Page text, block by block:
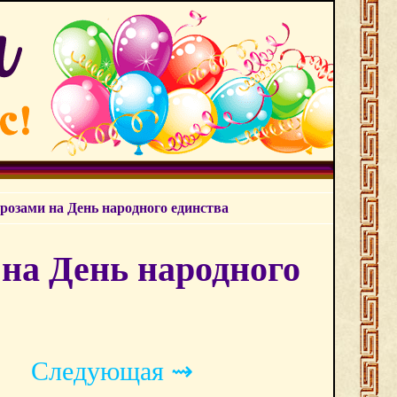
на День народного единства
День народного
Следующая ⇝